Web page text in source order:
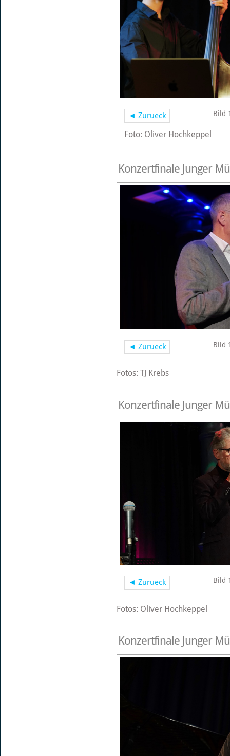
◄ Zurueck Bild
Foto: Oliver Hochkeppel
Konzertfinale Junger
◄ Zurueck Bild
Fotos: TJ Krebs
Konzertfinale Junger
◄ Zurueck Bild
Fotos: Oliver Hochkeppel
Konzertfinale Junger